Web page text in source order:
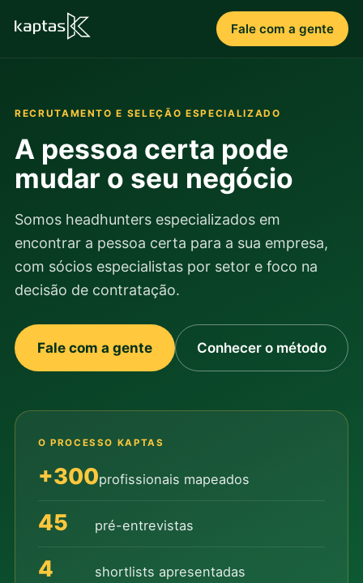
Fale com a gente
RECRUTAMENTO E SELEÇÃO ESPECIALIZADO
A pessoa certa pode
mudar o seu negócio
Somos headhunters especializados em
encontrar a pessoa certa para a sua empresa,
com sócios especialistas por setor e foco na
decisão de contratação.
Fale com a gente Conhecer o método
O PROCESSO KAPTAS
+300profissionais mapeados
45 pré-entrevistas
4 shortlists apresentadas